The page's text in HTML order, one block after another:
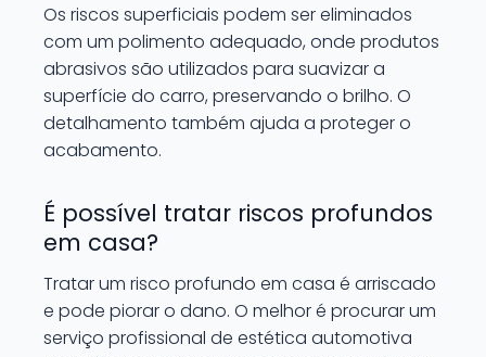
Os riscos superficiais podem ser eliminados
com um polimento adequado, onde produtos
abrasivos são utilizados para suavizar a
superfície do carro, preservando o brilho. O
detalhamento também ajuda a proteger o
acabamento.
É possível tratar riscos profundos
em casa?
Tratar um risco profundo em casa é arriscado
e pode piorar o dano. O melhor é procurar um
serviço profissional de estética automotiva